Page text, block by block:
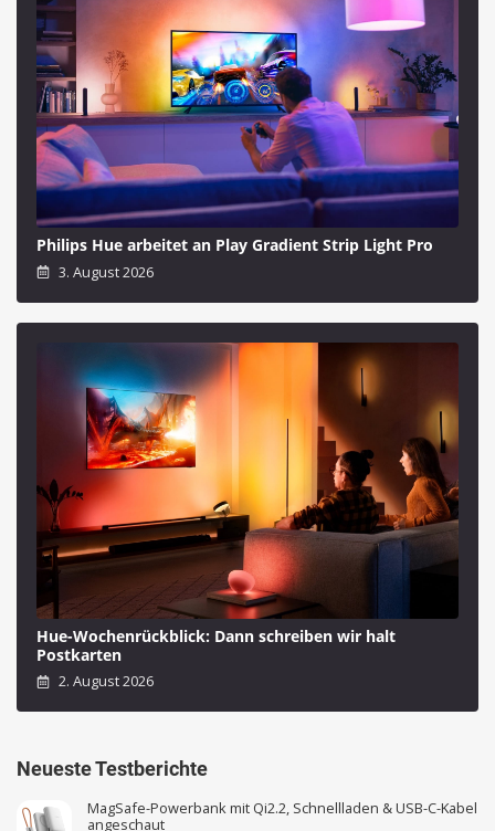
Philips Hue arbeitet an Play Gradient Strip Light Pro
3. August 2026
Hue-Wochenrückblick: Dann schreiben wir halt
Postkarten
2. August 2026
Neueste Testberichte
MagSafe-Powerbank mit Qi2.2, Schnellladen & USB-C-Kabel
angeschaut